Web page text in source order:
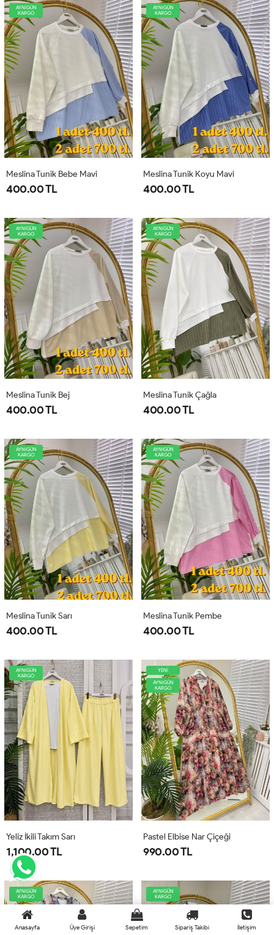
AYNIGÜN
KARGO
Meslina Tunik Bebe Mavi
400.00 TL
AYNIGÜN
KARGO
Meslina Tunik Koyu Mavi
400.00 TL
AYNIGÜN
KARGO
Meslina Tunik Bej
400.00 TL
AYNIGÜN
KARGO
Meslina Tunik Çağla
400.00 TL
AYNIGÜN
KARGO
Meslina Tunik Sarı
400.00 TL
AYNIGÜN
KARGO
Meslina Tunik Pembe
400.00 TL
AYNIGÜN
KARGO
Yeliz İkili Takım Sarı
1,100.00 TL
YENİ
AYNIGÜN
KARGO
Pastel Elbise Nar Çiçeği
990.00 TL
AYNIGÜN
KARGO
AYNIGÜN
KARGO
Anasayfa Üye Girişi Sepetim Sipariş Takibi İletişim